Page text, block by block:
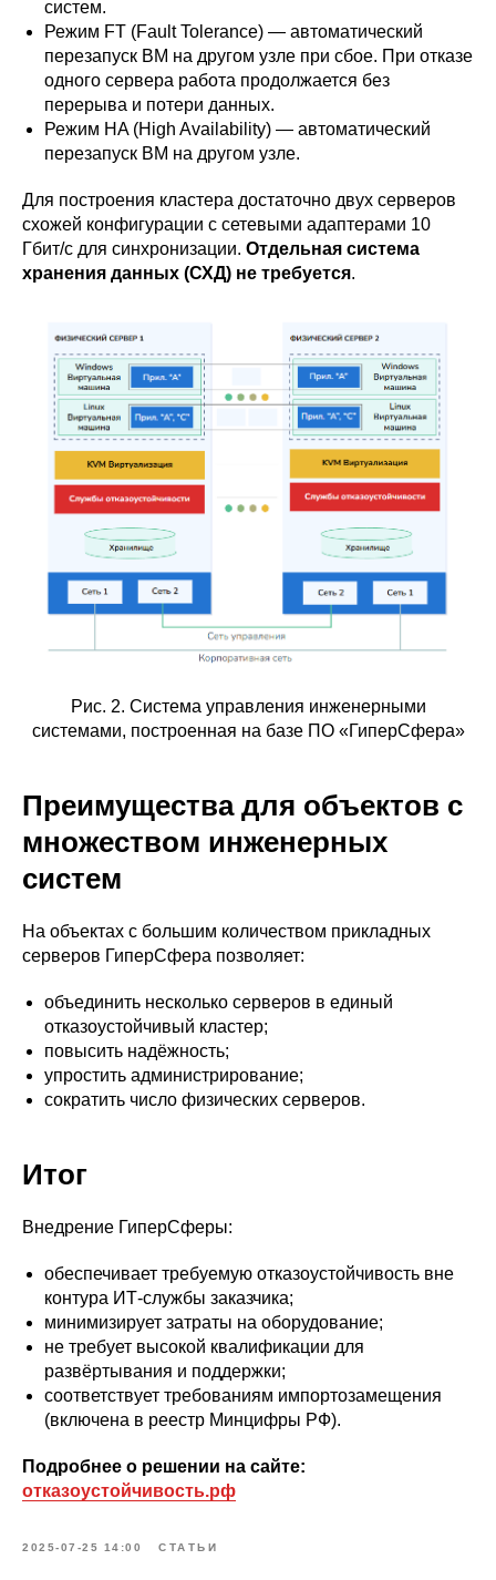
систем.
Режим FT (Fault Tolerance) — автоматический
перезапуск ВМ на другом узле при сбое. При отказе
одного сервера работа продолжается без
перерыва и потери данных.
Режим HA (High Availability) — автоматический
перезапуск ВМ на другом узле.
Для построения кластера достаточно двух серверов
схожей конфигурации с сетевыми адаптерами 10
Гбит/с для синхронизации. Отдельная система
хранения данных (СХД) не требуется.
Рис. 2. Система управления инженерными
системами, построенная на базе ПО «ГиперСфера»
Преимущества для объектов с
множеством инженерных
систем
На объектах с большим количеством прикладных
серверов ГиперСфера позволяет:
объединить несколько серверов в единый
отказоустойчивый кластер;
повысить надёжность;
упростить администрирование;
сократить число физических серверов.
Итог
Внедрение ГиперСферы:
обеспечивает требуемую отказоустойчивость вне
контура ИТ‑службы заказчика;
минимизирует затраты на оборудование;
не требует высокой квалификации для
развёртывания и поддержки;
соответствует требованиям импортозамещения
(включена в реестр Минцифры РФ).
Подробнее о решении на сайте:
отказоустойчивость.рф
2025-07-25 14:00 СТАТЬИ